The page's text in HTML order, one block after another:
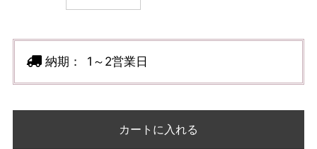
納期： 1～2営業日
カートに入れる